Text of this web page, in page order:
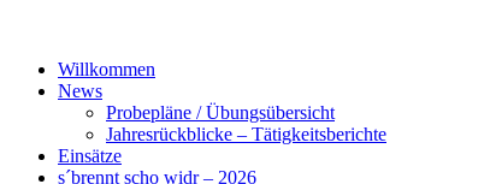
Willkommen
News
Probepläne / Übungsübersicht
Jahresrückblicke – Tätigkeitsberichte
Einsätze
s´brennt scho widr – 2026